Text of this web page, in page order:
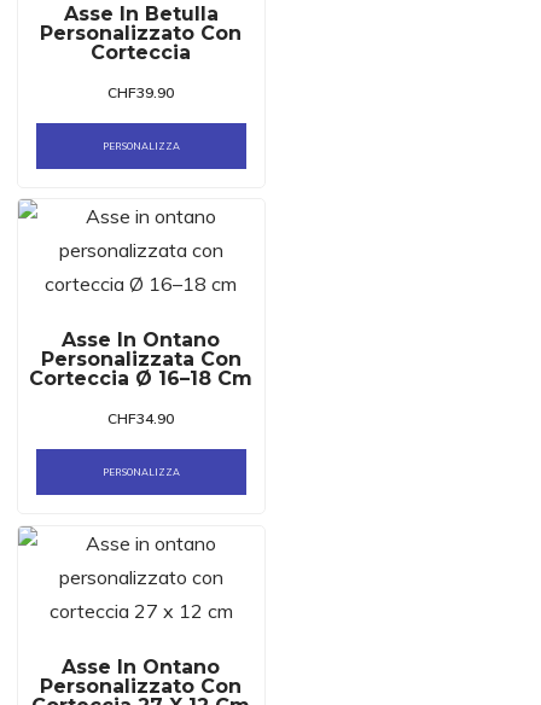
Asse In Betulla
Personalizzato Con
Corteccia
CHF39.90
PERSONALIZZA
Asse In Ontano
Personalizzata Con
Corteccia Ø 16–18 Cm
CHF34.90
PERSONALIZZA
Asse In Ontano
Personalizzato Con